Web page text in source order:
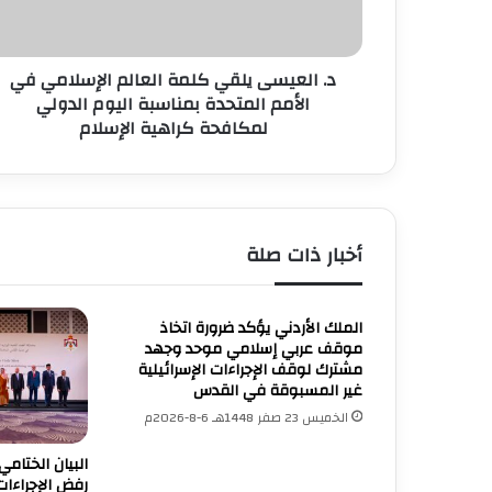
ي
ل
ة
ا
ل
ع
ل
م
ا
ل
إ
د. العيسى يلقي كلمة العالم الإسلامي في
الأمم المتحدة بمناسبة اليوم الدولي
لمكافحة كراهية الإسلام
أخبار ذات صلة
الملك الأردني يؤكد ضرورة اتخاذ
موقف عربي إسلامي موحد وجهد
مشترك لوقف الإجراءات الإسرائيلية
غير المسبوقة في القدس
الخميس 23 صفر 1448هـ 6-8-2026م
البيان
رفض